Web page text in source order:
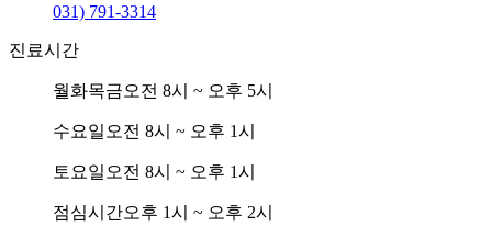
031) 791-3314
진료시간
월화목금오전 8시 ~ 오후 5시
수요일 오전 8시 ~ 오후 1시
토요일 오전 8시 ~ 오후 1시
점심시간오후 1시 ~ 오후 2시